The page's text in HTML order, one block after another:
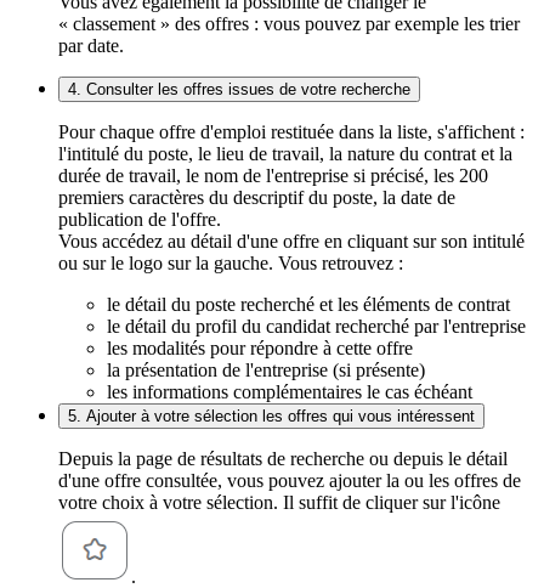
« classement » des offres : vous pouvez par exemple les trier
par date.
4. Consulter les offres issues de votre recherche
Pour chaque offre d'emploi restituée dans la liste, s'affichent :
l'intitulé du poste, le lieu de travail, la nature du contrat et la
durée de travail, le nom de l'entreprise si précisé, les 200
premiers caractères du descriptif du poste, la date de
publication de l'offre.
Vous accédez au détail d'une offre en cliquant sur son intitulé
ou sur le logo sur la gauche. Vous retrouvez :
le détail du poste recherché et les éléments de contrat
le détail du profil du candidat recherché par l'entreprise
les modalités pour répondre à cette offre
la présentation de l'entreprise (si présente)
les informations complémentaires le cas échéant
5. Ajouter à votre sélection les offres qui vous intéressent
Depuis la page de résultats de recherche ou depuis le détail
d'une offre consultée, vous pouvez ajouter la ou les offres de
votre choix à votre sélection. Il suffit de cliquer sur l'icône
.